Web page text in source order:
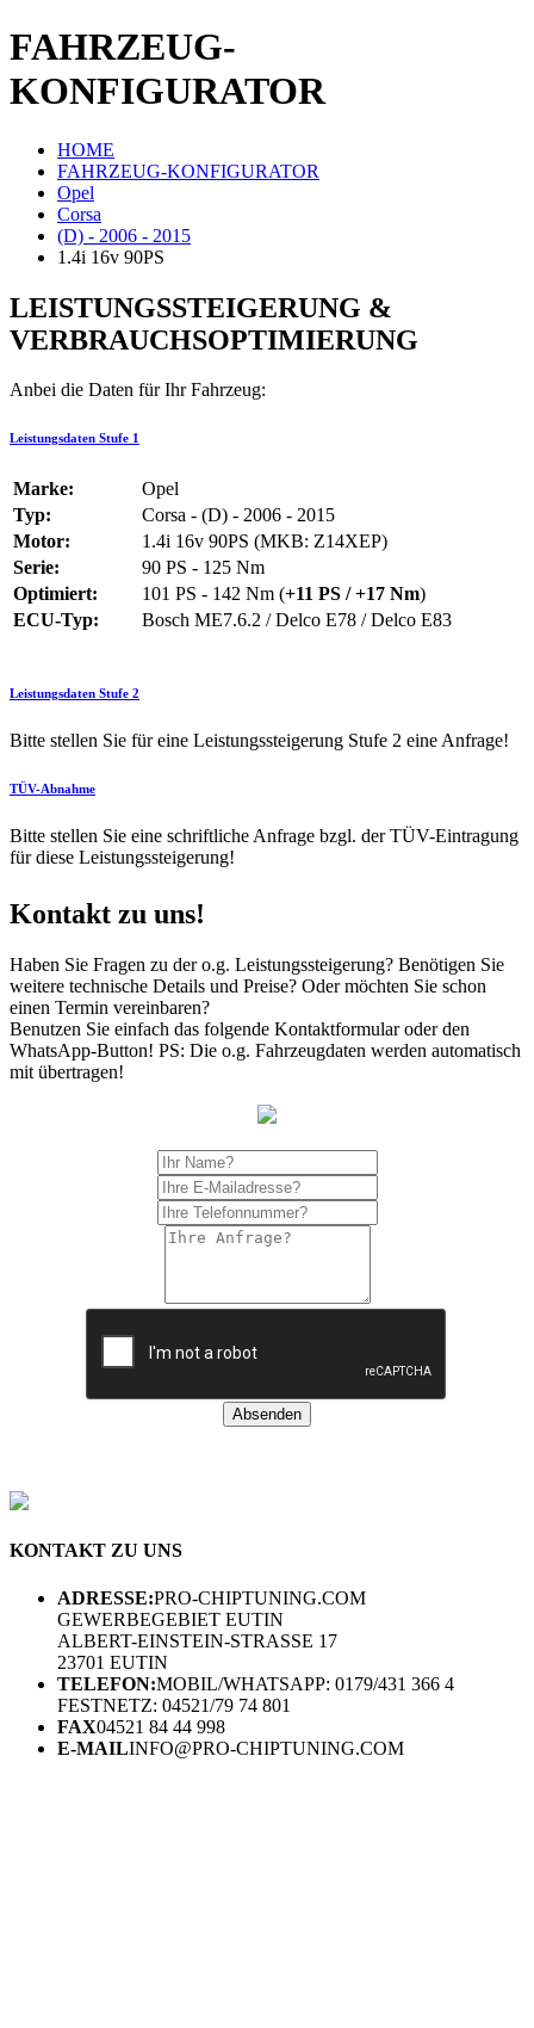
FAHRZEUG-
KONFIGURATOR
HOME
FAHRZEUG-KONFIGURATOR
Opel
Corsa
(D) - 2006 - 2015
1.4i 16v 90PS
LEISTUNGSSTEIGERUNG &
VERBRAUCHSOPTIMIERUNG
Anbei die Daten für Ihr Fahrzeug:
Leistungsdaten Stufe 1
Marke:
Opel
Typ:
Corsa - (D) - 2006 - 2015
Motor:
1.4i 16v 90PS (MKB: Z14XEP)
Serie:
90 PS - 125 Nm
Optimiert:
101 PS - 142 Nm (+11 PS / +17 Nm)
ECU-Typ:
Bosch ME7.6.2 / Delco E78 / Delco E83
Leistungsdaten Stufe 2
Bitte stellen Sie für eine Leistungssteigerung Stufe 2 eine Anfrage!
TÜV-Abnahme
Bitte stellen Sie eine schriftliche Anfrage bzgl. der TÜV-Eintragung
für diese Leistungssteigerung!
Kontakt zu uns!
Haben Sie Fragen zu der o.g. Leistungssteigerung? Benötigen Sie
weitere technische Details und Preise? Oder möchten Sie schon
einen Termin vereinbaren?
Benutzen Sie einfach das folgende Kontaktformular oder den
WhatsApp-Button! PS: Die o.g. Fahrzeugdaten werden automatisch
mit übertragen!
Absenden
KONTAKT ZU UNS
ADRESSE:PRO-CHIPTUNING.COM
GEWERBEGEBIET EUTIN
ALBERT-EINSTEIN-STRASSE 17
23701 EUTIN
TELEFON:MOBIL/WHATSAPP: 0179/431 366 4
FESTNETZ: 04521/79 74 801
FAX04521 84 44 998
E-MAILINFO@PRO-CHIPTUNING.COM